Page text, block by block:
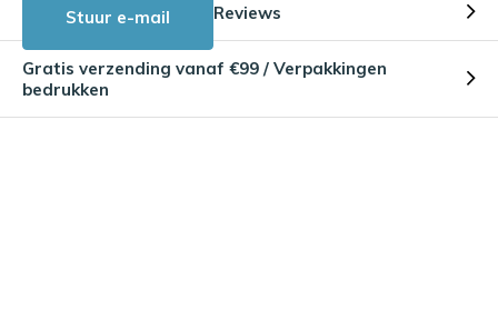
Stuur e-mail Reviews
Gratis verzending vanaf €99 / Verpakkingen
bedrukken